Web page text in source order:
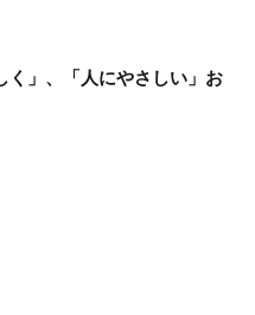
く」、「人にやさしい」お